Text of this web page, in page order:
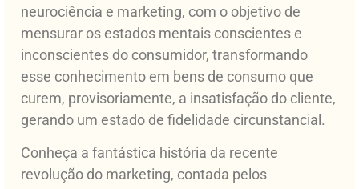
neurociência e marketing, com o objetivo de
mensurar os estados mentais conscientes e
inconscientes do consumidor, transformando
esse conhecimento em bens de consumo que
curem, provisoriamente, a insatisfação do cliente,
gerando um estado de fidelidade circunstancial.
Conheça a fantástica história da recente
revolução do marketing, contada pelos